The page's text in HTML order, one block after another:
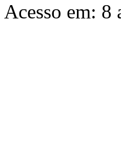
Acesso em: 8